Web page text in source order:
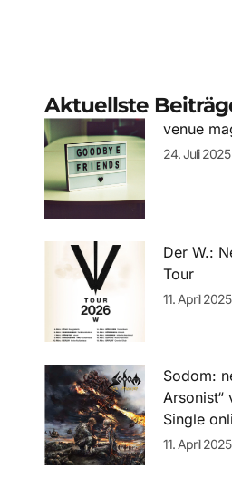
Aktuellste
venue
24. Juli 2025
Der W.:
Tour
11. April 2025
Sodom:
Arsonist“
Single
11. April 2025